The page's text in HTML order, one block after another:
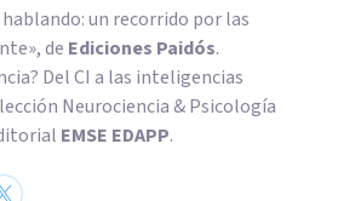
un recorrido por las
, de Ediciones Paidós.
Del CI a las inteligencias
Neurociencia & Psicología
EMSE EDAPP.